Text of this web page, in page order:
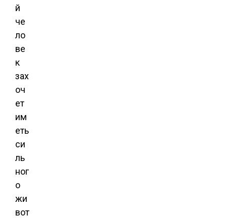
й
че
ло
ве
к
зах
оч
ет
им
еть
си
ль
ног
о
жи
вот